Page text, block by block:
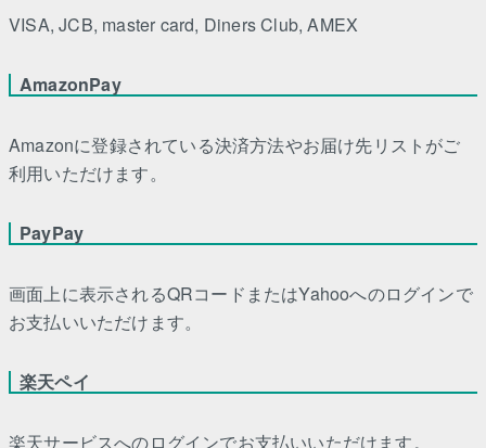
VISA, JCB, master card, Diners Club, AMEX
AmazonPay
Amazonに登録されている決済方法やお届け先リストがご
利用いただけます。
PayPay
画面上に表示されるQRコードまたはYahooへのログインで
お支払いいただけます。
楽天ペイ
楽天サービスへのログインでお支払いいただけます。